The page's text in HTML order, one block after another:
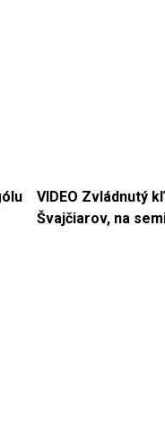
VIDEO Zvládnutý
Švajčiarov, na